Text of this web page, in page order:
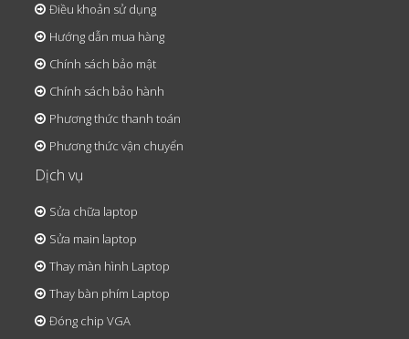
Điều khoản sử dụng
Hướng dẫn mua hàng
Chính sách bảo mật
Chính sách bảo hành
Phương thức thanh toán
Phương thức vận chuyển
Dịch vụ
Sửa chữa laptop
Sửa main laptop
Thay màn hình Laptop
Thay bàn phím Laptop
Đóng chip VGA